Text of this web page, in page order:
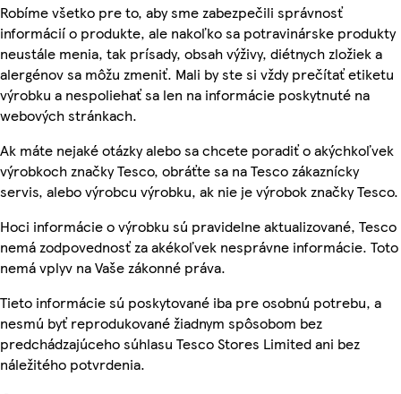
Robíme všetko pre to, aby sme zabezpečili správnosť
informácií o produkte, ale nakoľko sa potravinárske produkty
neustále menia, tak prísady, obsah výživy, diétnych zložiek a
alergénov sa môžu zmeniť. Mali by ste si vždy prečítať etiketu
výrobku a nespoliehať sa len na informácie poskytnuté na
webových stránkach.
Ak máte nejaké otázky alebo sa chcete poradiť o akýchkoľvek
výrobkoch značky Tesco, obráťte sa na Tesco zákaznícky
servis, alebo výrobcu výrobku, ak nie je výrobok značky Tesco.
Hoci informácie o výrobku sú pravidelne aktualizované, Tesco
nemá zodpovednosť za akékoľvek nesprávne informácie. Toto
nemá vplyv na Vaše zákonné práva.
Tieto informácie sú poskytované iba pre osobnú potrebu, a
nesmú byť reprodukované žiadnym spôsobom bez
predchádzajúceho súhlasu Tesco Stores Limited ani bez
náležitého potvrdenia.